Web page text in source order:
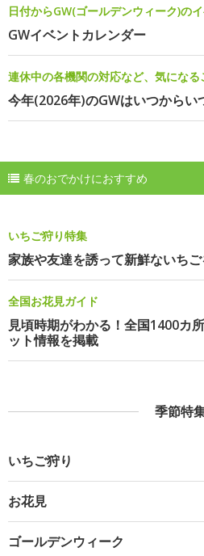
日付からGW(ゴールデンウィーク)の
GWイベントカレンダー
連休中の各機関の対応など、気になる
今年(2026年)のGWはいつからい
春のおでかけにおすすめ
いちご狩り特集
家族や友達を誘って新鮮ないち
全国お花見ガイド
見頃時期がわかる！全国1400カ
ット情報を掲載
季節特
いちご狩り
お花見
ゴールデンウィーク